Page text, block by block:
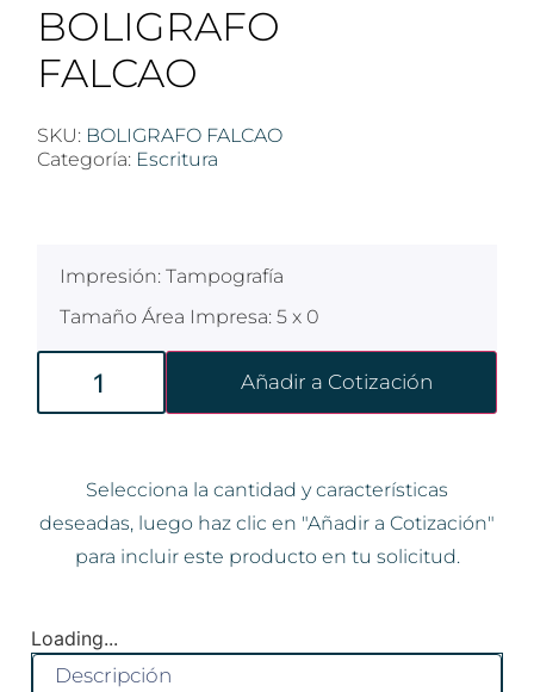
BOLIGRAFO
FALCAO
SKU: BOLIGRAFO FALCAO
Categoría: Escritura
Impresión: Tampografía
Tamaño Área Impresa: 5 x 0
Añadir a Cotización
Selecciona la cantidad y características
deseadas, luego haz clic en "Añadir a Cotización"
para incluir este producto en tu solicitud.
Loading...
Descripción